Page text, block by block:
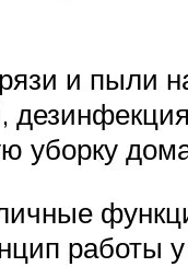
и пыли
уборку
работы